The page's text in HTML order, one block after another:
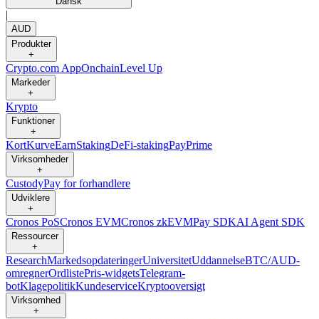
|
AUD
Produkter
+
Crypto.com AppOnchainLevel Up
Markeder
+
Krypto
Funktioner
+
KortKurveEarnStakingDeFi-stakingPayPrime
Virksomheder
+
CustodyPay for forhandlere
Udviklere
+
Cronos PoSCronos EVMCronos zkEVMPay SDKAI Agent SDK
Ressourcer
+
ResearchMarkedsopdateringerUniversitetUddannelseBTC/AUD-
omregnerOrdlistePris-widgetsTelegram-
botKlagepolitikKundeserviceKryptooversigt
Virksomhed
+